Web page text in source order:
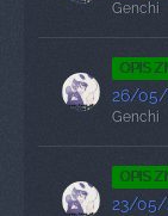
Genchi
OPIS
26/05/
Genchi
OPIS
23/05/